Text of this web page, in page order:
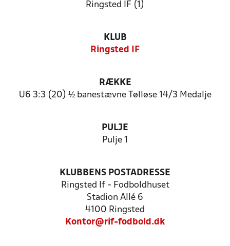
Ringsted IF (1)
KLUB
Ringsted IF
RÆKKE
U6 3:3 (20) ½ banestævne Tølløse 14/3 Medalje
PULJE
Pulje 1
KLUBBENS POSTADRESSE
Ringsted If - Fodboldhuset
Stadion Allé 6
4100 Ringsted
Kontor@rif-fodbold.dk